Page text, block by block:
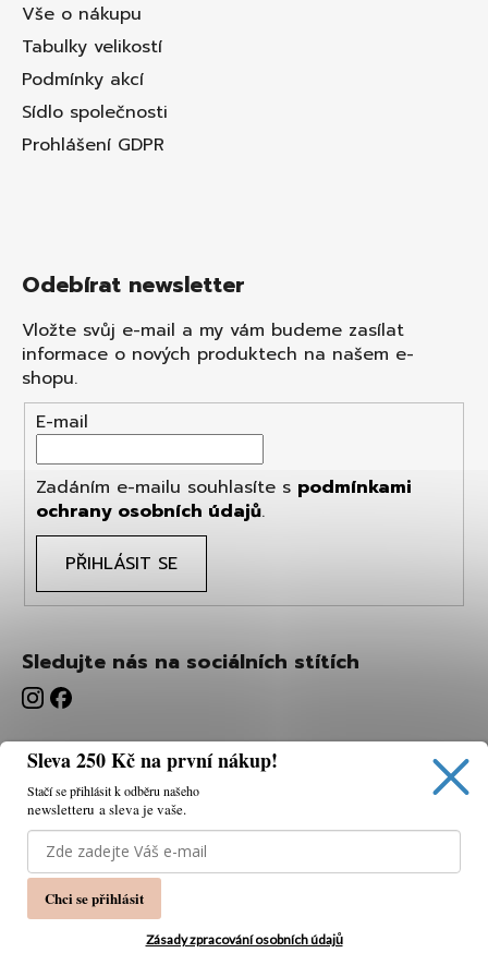
Používáme cookies, abychom vám umožnili pohodlné
prohlížení webu a díky analýze webu neustále zlepšovat
jeho funkce, výkon a použitelnost.
Vše o nákupu
Tabulky velikostí
Podmínky akcí
Sídlo společnosti
Prohlášení GDPR
Odebírat newsletter
Vložte svůj e-mail a my vám budeme zasílat
informace o nových produktech na našem e-
shopu.
E-mail
Zadáním e-mailu souhlasíte s podmínkami
ochrany osobních údajů.
PŘIHLÁSIT SE
Sledujte nás na sociálních stítích
Sleva 250 Kč na první nákup!
Stačí se přihlásit k odběru našeho
newsletteru a sleva je vaše.
Chci se přihlásit
Zásady zpracování osobních údajů